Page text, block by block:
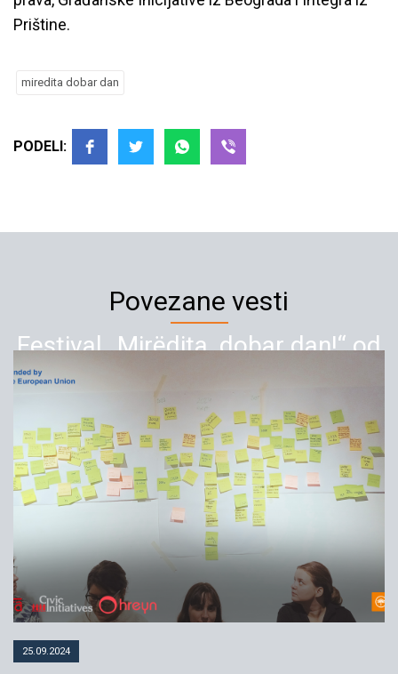
Festival „Mirëdita, dobar dan!“ od
22. oktobra u Beogradu
15.10.2020 YIHR
Prištine.
miredita dobar dan
PODELI:
Povezane vesti
25.09.2024